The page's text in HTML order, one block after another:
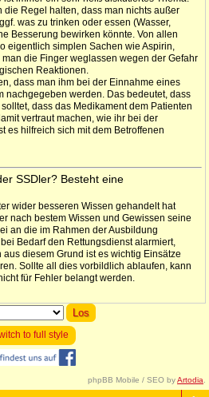
die Regel halten, dass man nichts außer
was zu trinken oder essen (Wasser,
Besserung bewirken könnte. Von allen
eigentlich simplen Sachen wie Aspirin,
die Finger weglassen wegen der Gefahr
Reaktionen.
dass man ihm bei der Einnahme eines
nachgegeben werden. Das bedeutet, dass
dass das Medikament dem Patienten
vertraut machen, wie ihr bei der
es hilfreich sich mit dem Betroffenen
SSDler? Besteht eine
wider besseren Wissen gehandelt hat
nach bestem Wissen und Gewissen seine
an die im Rahmen der Ausbildung
Bedarf den Rettungsdienst alarmiert,
diesem Grund ist es wichtig Einsätze
Sollte all dies vorbildlich ablaufen, kann
für Fehler belangt werden.
to full style
phpBB Mobile / SEO byArtodia